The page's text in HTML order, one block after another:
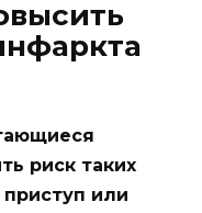
риск таких
или